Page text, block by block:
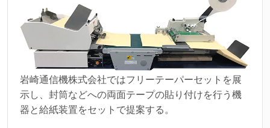
岩崎通信機株式会社ではフリーテーパーセットを展
示し、封筒などへの両面テープの貼り付けを行う機
器と給紙装置をセットで提案する。